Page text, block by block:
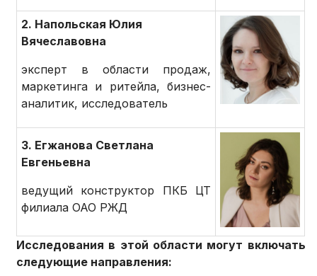
2. Напольская Юлия
Вячеславовна
эксперт в области продаж,
маркетинга и ритейла, бизнес-
аналитик, исследователь
3. Егжанова Светлана
Евгеньевна
ведущий конструктор ПКБ ЦТ
филиала ОАО РЖД
Исследования в этой области могут включать
следующие направления: